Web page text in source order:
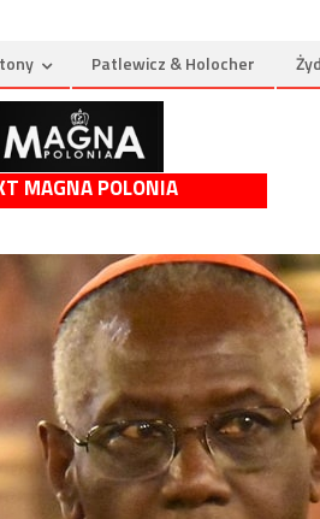
Patlewicz & Holocher
MAGNA POLONIA